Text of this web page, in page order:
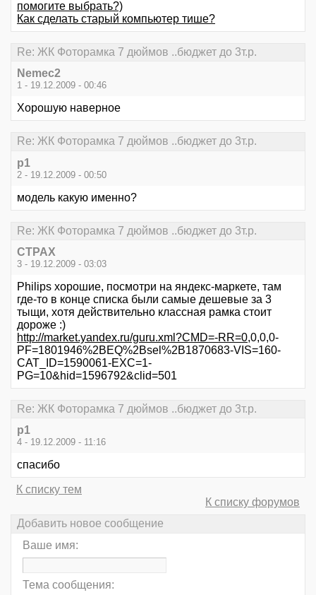
помогите выбрать?)
Как сделать старый компьютер тише?
Re: ЖК Фоторамка 7 дюймов ..бюджет до 3т.р.
Nemec2
1 - 19.12.2009 - 00:46
Хорошую наверное
Re: ЖК Фоторамка 7 дюймов ..бюджет до 3т.р.
p1
2 - 19.12.2009 - 00:50
модель какую именно?
Re: ЖК Фоторамка 7 дюймов ..бюджет до 3т.р.
CTPAX
3 - 19.12.2009 - 03:03
Philips хорошие, посмотри на яндекс-маркете, там
где-то в конце списка были самые дешевые за 3
тыщи, хотя действительно классная рамка стоит
дороже :)
http://market.yandex.ru/guru.xml?CMD=-RR=0,0,0,0-
PF=1801946%2BEQ%2Bsel%2B1870683-VIS=160-
CAT_ID=1590061-EXC=1-
PG=10&hid=1596792&clid=501
Re: ЖК Фоторамка 7 дюймов ..бюджет до 3т.р.
p1
4 - 19.12.2009 - 11:16
спасибо
К списку тем
К списку форумов
Добавить новое сообщение
Ваше имя:
Тема сообщения: